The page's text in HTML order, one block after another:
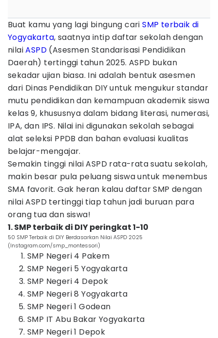
Buat kamu yang lagi bingung cariSMP terbaik di
Yogyakarta, saatnya intip daftar sekolah dengan
nilaiASPD (Asesmen Standarisasi Pendidikan
Daerah) tertinggi tahun 2025. ASPD bukan
sekadar ujian biasa. Ini adalah bentuk asesmen
dari Dinas Pendidikan DIY untuk mengukur standar
mutu pendidikan dan kemampuan akademik siswa
kelas 9, khususnya dalam bidang literasi, numerasi,
IPA, dan IPS. Nilai ini digunakan sekolah sebagai
alat seleksi PPDB dan bahan evaluasi kualitas
belajar-mengajar.
Semakin tinggi nilai ASPD rata-rata suatu sekolah,
makin besar pula peluang siswa untuk menembus
SMA favorit. Gak heran kalau daftar SMP dengan
nilai ASPD tertinggi tiap tahun jadi buruan para
orang tua dan siswa!
1. SMP terbaik di DIY peringkat 1-10
50 SMP Terbaik di DIY Berdasarkan Nilai ASPD 2025
(Instagram.com/smp_montessori)
SMP Negeri 4 Pakem
SMP Negeri 5 Yogyakarta
SMP Negeri 4 Depok
SMP Negeri 8 Yogyakarta
SMP Negeri 1 Godean
SMP IT Abu Bakar Yogyakarta
SMP Negeri 1 Depok